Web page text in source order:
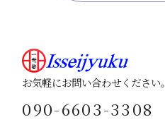
お気軽にお問い合わせください。
090-6603-3308